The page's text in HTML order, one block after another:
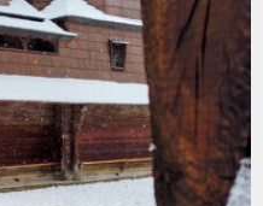
сайті